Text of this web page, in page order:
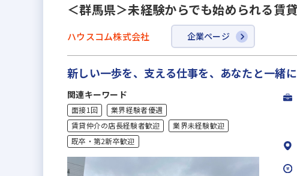
＜群馬県＞未経験からでも始められる賃
ハウスコム株式会社 企業ページ
新しい一歩を、支える仕事を、あなたと一緒に
関連キーワード
面接1回
業界経験者優遇
賃貸仲介の店長経験者歓迎
業界未経験歓迎
既卒・第2新卒歓迎